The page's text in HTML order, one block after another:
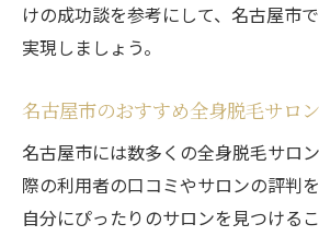
けの成功談を参考にして、名古屋市
実現しましょう。
名古屋市のおすすめ全身脱毛サロ
名古屋市には数多くの全身脱毛サロ
際の利用者の口コミやサロンの評判
自分にぴったりのサロンを見つける